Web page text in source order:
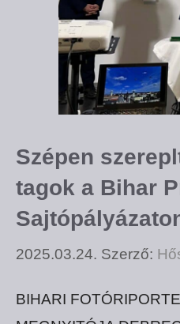
Szépen
tagok a Bihar
2025.03.24. Szerző:
BIHARI